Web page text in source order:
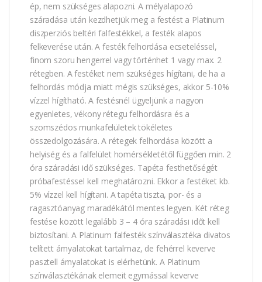
ép, nem szükséges alapozni. A mélyalapozó
száradása után kezdhetjük meg a festést a Platinum
diszperziós beltéri falfestékkel, a festék alapos
felkeverése után. A festék felhordása ecseteléssel,
finom szoru hengerrel vagy történhet 1 vagy max. 2
rétegben. A festéket nem szükséges hígítani, de ha a
felhordás módja miatt mégis szükséges, akkor 5-10%
vízzel hígítható. A festésnél ügyeljünk a nagyon
egyenletes, vékony rétegu felhordásra és a
szomszédos munkafelületek tökéletes
összedolgozására. A rétegek felhordása között a
helyiség és a falfelület homérsékletétől függően min. 2
óra száradási idő szükséges. Tapéta festhetőségét
próbafestéssel kell meghatározni. Ekkor a festéket kb.
5% vízzel kell hígítani. A tapéta tiszta, por- és a
ragasztóanyag maradékától mentes legyen. Két réteg
festése között legalább 3 – 4 óra száradási időt kell
biztosítani. A Platinum falfesték színválasztéka divatos
telített árnyalatokat tartalmaz, de fehérrel keverve
pasztell árnyalatokat is elérhetünk. A Platinum
színválasztékának elemeit egymással keverve